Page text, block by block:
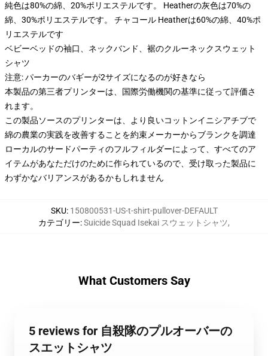
純色は80%の綿、20%ポリエステルです。 Heatherの灰色は70%の
綿、30%ポリエステルです。 チャコール Heatherは60%の綿、40%ポ
リエステルです
ベビーベッドの袖口、ネックバンド、裾のクルーネックスウェット
シャツ
注意: パーカーのバギーが2サイズになるのが好きなら
本製品の第三者プリンターは、国際労働機関の基準に従って評価さ
れます。
この製品ソースのプリンターは、より良いコットンイニシアチブで
綿の農業の実践を改善することを約束メーカーからブランクを調達
ローカルのサードパーティのフルフィルダーによって、すべてのア
イテムがあなただけのために作られているので、受け取った製品に
わずかなバリアンスがあるかもしれません
SKU: 150800531-US-t-shirt-pullover-DEFAULT
カテゴリー:Suicide Squad Isekai スウェットシャツ,
What Customers Say
5 reviews for 自殺隊のプルオーバーの
スエットシャツ